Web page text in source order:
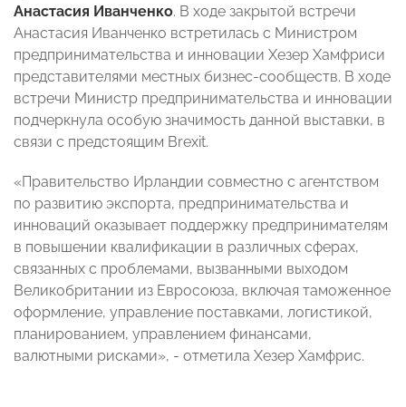
Анастасия Иванченко. В ходе закрытой встречи
Анастасия Иванченко встретилась с Министром
предпринимательства и инновации Хезер Хамфриси
представителями местных бизнес-сообществ. В ходе
встречи Министр предпринимательства и инновации
подчеркнула особую значимость данной выставки, в
связи с предстоящим Brexit.
«Правительство Ирландии совместно с агентством
по развитию экспорта, предпринимательства и
инноваций оказывает поддержку предпринимателям
в повышении квалификации в различных сферах,
связанных с проблемами, вызванными выходом
Великобритании из Евросоюза, включая таможенное
оформление, управление поставками, логистикой,
планированием, управлением финансами,
валютными рисками», - отметила Хезер Хамфрис.